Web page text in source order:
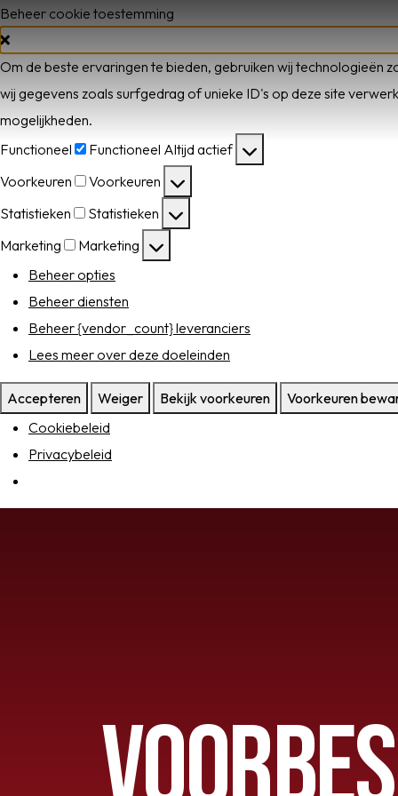
Beheer cookie toestemming
Om de beste ervaringen te bieden, gebruiken wij technologieën
wij gegevens zoals surfgedrag of unieke ID's op deze site
mogelijkheden.
Functioneel
Functioneel Altijd actief
Voorkeuren
Voorkeuren
Statistieken
Statistieken
Marketing
Marketing
Beheer opties
Beheer diensten
Beheer {vendor_count} leveranciers
Lees meer over deze doeleinden
Accepteren Weiger Bekijk voorkeuren
Voorkeuren
Cookiebeleid
Privacybeleid
Home
AFC 1
Teams
Jeugd
Senioren
Clubinfo
LIDMAATSCHAP
CONTACT